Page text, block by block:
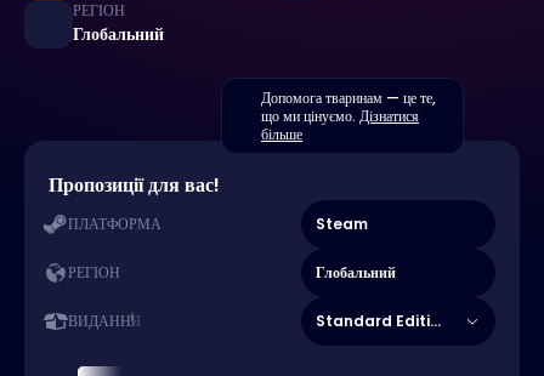
РЕГІОН
Глобальний
Допомога тваринам — це те,
що ми цінуємо. Дізнатися
більше
Пропозиції для вас!
ПЛАТФОРМА Steam
РЕГІОН Глобальний
ВИДАННЯ Standard Edition